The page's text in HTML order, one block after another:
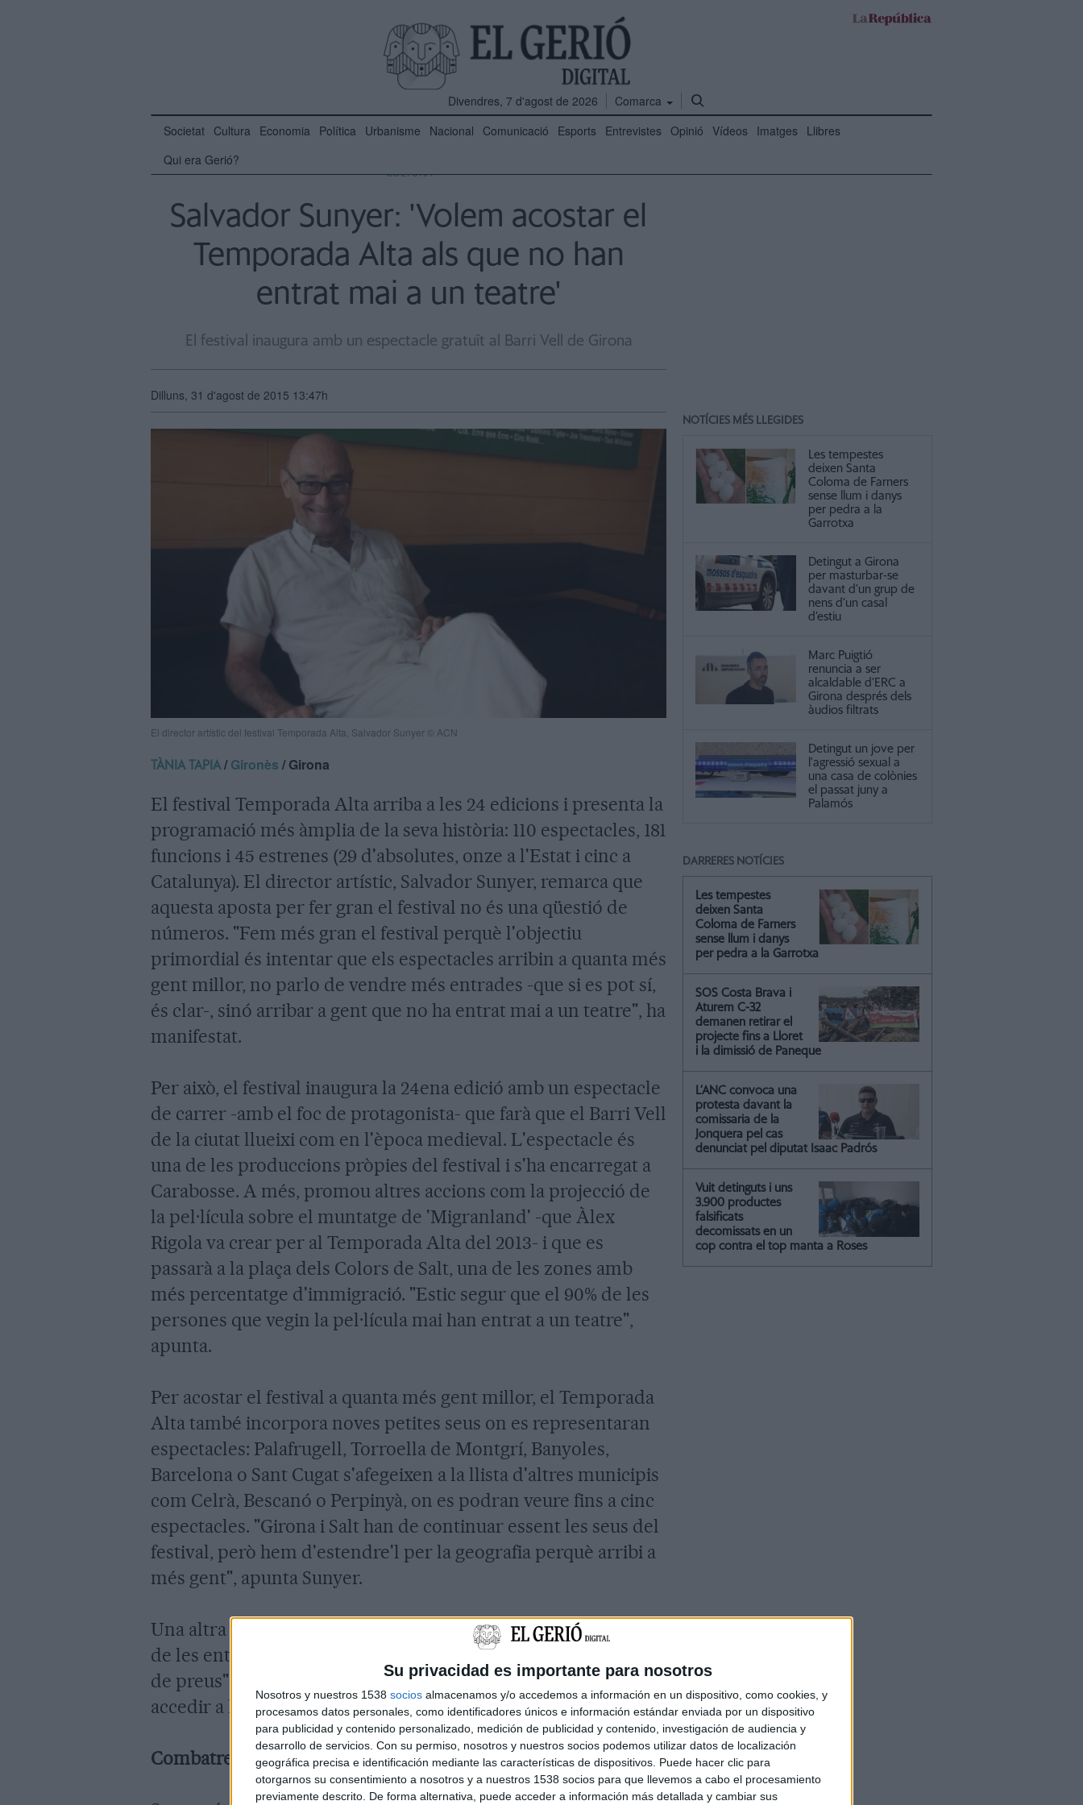
Su privacidad es importante para nosotros
Nosotros y nuestros 1538 socios almacenamos y/o accedemos a información en un dispositivo, como cookies, y
procesamos datos personales, como identificadores únicos e información estándar enviada por un dispositivo
para publicidad y contenido personalizado, medición de publicidad y contenido, investigación de audiencia y
desarrollo de servicios. Con su permiso, nosotros y nuestros socios podemos utilizar datos de localización
geográfica precisa e identificación mediante las características de dispositivos. Puede hacer clic para
otorgarnos su consentimiento a nosotros y a nuestros 1538 socios para que llevemos a cabo el procesamiento
previamente descrito. De forma alternativa, puede acceder a información más detallada y cambiar sus
Divendres, 7 d'agost de 2026
Comarca
Societat Cultura Economia Política Urbanisme Nacional Comunicació Esports Entrevistes Opinió Vídeos Imatges Llibres
Qui era Gerió?
CULTURA
Salvador Sunyer: 'Volem acostar el
Temporada Alta als que no han
entrat mai a un teatre'
El festival inaugura amb un espectacle gratuït al Barri Vell de Girona
Dilluns, 31 d'agost de 2015 13:47h
El director artístic del festival Temporada Alta, Salvador Sunyer © ACN
TÀNIA TAPIA/Gironès / Girona
El festival Temporada Alta arriba a les 24 edicions i presenta la
programació més àmplia de la seva història: 110 espectacles, 181
funcions i 45 estrenes (29 d'absolutes, onze a l'Estat i cinc a
Catalunya). El director artístic, Salvador Sunyer, remarca que
aquesta aposta per fer gran el festival no és una qüestió de
números. "Fem més gran el festival perquè l'objectiu
primordial és intentar que els espectacles arribin a quanta més
gent millor, no parlo de vendre més entrades -que si es pot sí,
és clar-, sinó arribar a gent que no ha entrat mai a un teatre", ha
manifestat.
Per això, el festival inaugura la 24ena edició amb un espectacle
de carrer -amb el foc de protagonista- que farà que el Barri Vell
de la ciutat llueixi com en l'època medieval. L'espectacle és
una de les produccions pròpies del festival i s'ha encarregat a
Carabosse. A més, promou altres accions com la projecció de
la pel·lícula sobre el muntatge de 'Migranland' -que Àlex
Rigola va crear per al Temporada Alta del 2013- i que es
passarà a la plaça dels Colors de Salt, una de les zones amb
més percentatge d'immigració. "Estic segur que el 90% de les
persones que vegin la pel·lícula mai han entrat a un teatre",
apunta.
Per acostar el festival a quanta més gent millor, el Temporada
Alta també incorpora noves petites seus on es representaran
espectacles: Palafrugell, Torroella de Montgrí, Banyoles,
Barcelona o Sant Cugat s'afegeixen a la llista d'altres municipis
com Celrà, Bescanó o Perpinyà, on es podran veure fins a cinc
espectacles. "Girona i Salt han de continuar essent les seus del
festival, però hem d'estendre'l per la geografia perquè arribi a
més gent", apunta Sunyer.
Una altra de les eines per aconseguir aquest objectiu és el preu
de les entrades. Segons explica Sunyer, han aplicat el "ventall
de preus" per tal que el fet econòmic no sigui un fre per
accedir a la cultura.
Combatre el "menyspreu" per la cultura
NOTÍCIES MÉS LLEGIDES
Les tempestes
deixen Santa
Coloma de Farners
sense llum i danys
per pedra a la
Garrotxa
Detingut a Girona
per masturbar-se
davant d’un grup de
nens d’un casal
d’estiu
Marc Puigtió
renuncia a ser
alcaldable d’ERC a
Girona després dels
àudios filtrats
Detingut un jove per
l'agressió sexual a
una casa de colònies
el passat juny a
Palamós
DARRERES NOTÍCIES
Les tempestes
deixen Santa
Coloma de Farners
sense llum i danys
per pedra a la Garrotxa
SOS Costa Brava i
Aturem C-32
demanen retirar el
projecte fins a Lloret
i la dimissió de Paneque
L’ANC convoca una
protesta davant la
comissaria de la
Jonquera pel cas
denunciat pel diputat Isaac Padrós
Vuit detinguts i uns
3.900 productes
falsificats
decomissats en un
cop contra el top manta a Roses